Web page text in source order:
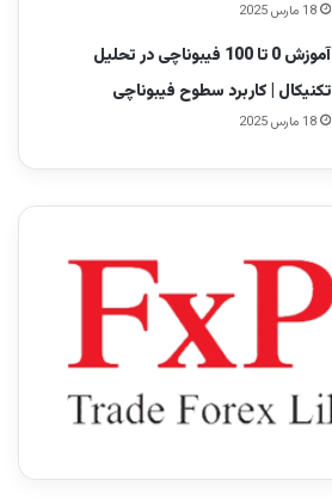
18 مارس 2025
آموزش 0 تا 100 فیبوناچی در تحلیل
تکنیکال | کاربرد سطوح فیبوناچی
18 مارس 2025